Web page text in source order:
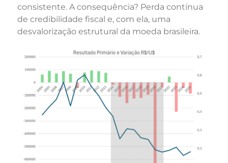
consistente. A consequência? Perda contínua
de credibilidade fiscal e, com ela, uma
desvalorização estrutural da moeda brasileira.